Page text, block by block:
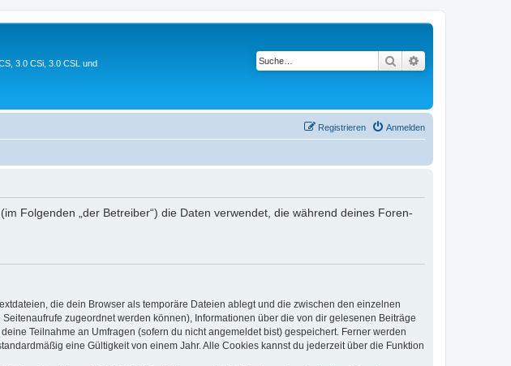
3.0 CSi, 3.0 CSL und
Suche
Anmelden
Registrieren
Folgenden „der Betreiber“) die Daten verwendet, die während deines Foren-
die dein Browser als temporäre Dateien ablegt und die zwischen den einzelnen
zugeordnet werden können), Informationen über die von dir gelesenen Beiträge
Teilnahme an Umfragen (sofern du nicht angemeldet bist) gespeichert. Ferner werden
eine Gültigkeit von einem Jahr. Alle Cookies kannst du jederzeit über die Funktion